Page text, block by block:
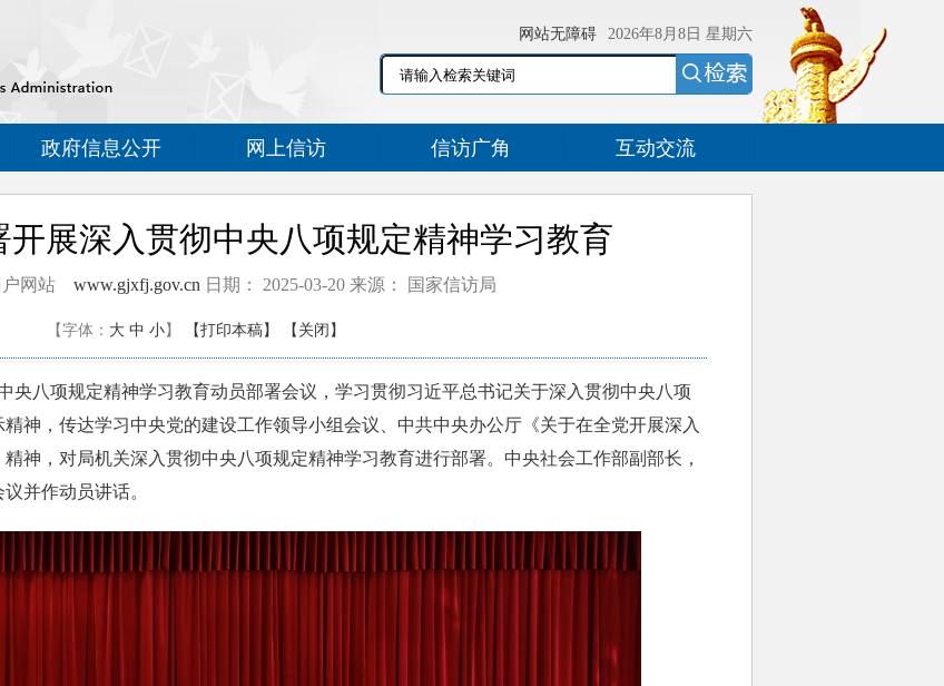
网站无障碍 2026年8月8日 星期六
政府信息公开 网上信访 信访广角 互动交流
开展深入贯彻中央八项规定精神学习教育
户网站 www.gjxfj.gov.cn 日期： 2025-03-20 来源： 国家信访局
【字体： 大 中 小 】 【打印本稿】 【关闭】
八项规定精神学习教育动员部署会议，学习贯彻习近平总书记关于深入贯彻中央八项
神，传达学习中央党的建设工作领导小组会议、中共中央办公厅《关于在全党开展深入
神，对局机关深入贯彻中央八项规定精神学习教育进行部署。中央社会工作部副部长，
并作动员讲话。